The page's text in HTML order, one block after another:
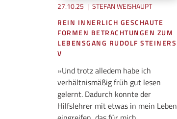
27.10.25 | STEFAN WEISHAUPT
REIN INNERLICH GESCHAUTE
FORMEN BETRACHTUNGEN ZUM
LEBENSGANG RUDOLF STEINERS
V
»Und trotz alledem habe ich
verhältnismäßig früh gut lesen
gelernt. Dadurch konnte der
Hilfslehrer mit etwas in mein Leben